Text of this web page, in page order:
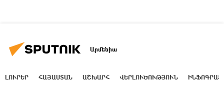
Արմենիա
ԼՈՒՐԵՐ ՀԱՅԱՍՏԱՆ ԱՇԽԱՐՀ ՎԵՐԼՈՒԾՈՒԹՅՈՒՆ